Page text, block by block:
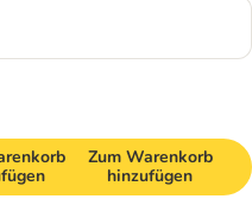
Zum Warenkorb
hinzufügen